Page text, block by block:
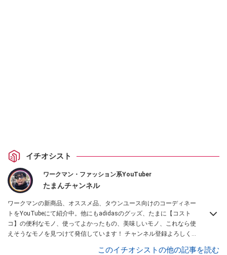
イチオシスト
ワークマン・ファッション系YouTuber
たまんチャンネル
ワークマンの新商品、オススメ品、タウンユース向けのコーディネー
トをYouTubeにて紹介中。他にもadidasのグッズ、たまに【コスト
コ】の便利なモノ、使ってよかったもの、美味しいモノ、これなら使
えそうなモノを見つけて発信しています！ チャンネル登録よろしくお
このイチオシストの他の記事を読む